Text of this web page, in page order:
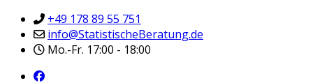
+49 178 89 55 751
info@StatistischeBeratung.de
Mo.-Fr. 17:00 - 18:00